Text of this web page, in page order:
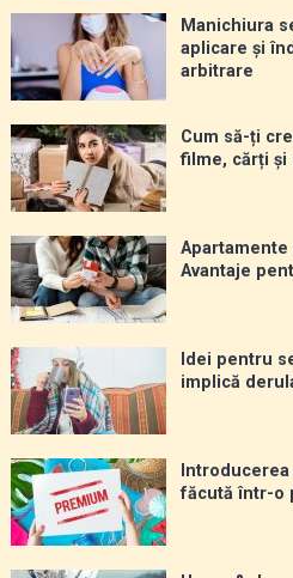
Manichiura
aplicare și
arbitrare
Cum să-ți
filme, cărți și
Avantaje
Idei pentru
implică
făcută într-o